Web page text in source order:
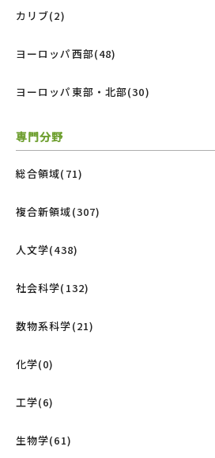
カリブ(2)
ヨーロッパ西部(48)
ヨーロッパ東部・北部(30)
専門分野
総合領域(71)
複合新領域(307)
人文学(438)
社会科学(132)
数物系科学(21)
化学(0)
工学(6)
生物学(61)